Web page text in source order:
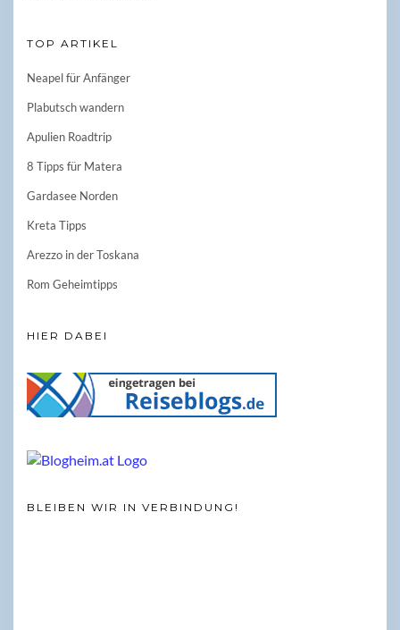
TOP ARTIKEL
Neapel für Anfänger
Plabutsch wandern
Apulien Roadtrip
8 Tipps für Matera
Gardasee Norden
Kreta Tipps
Arezzo in der Toskana
Rom Geheimtipps
HIER DABEI
BLEIBEN WIR IN VERBINDUNG!